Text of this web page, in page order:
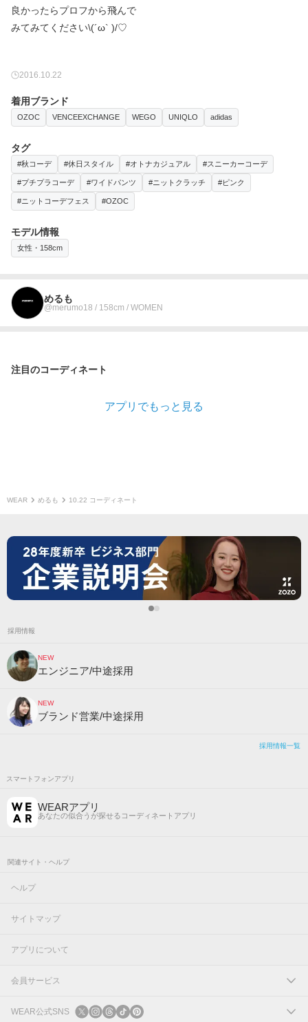
良かったらプロフから飛んで
みてみてください\(´ω` )/♡︎
2016.10.22
着用ブランド
OZOC VENCEEXCHANGE WEGO UNIQLO adidas
タグ
#秋コーデ #休日スタイル #オトナカジュアル #スニーカーコーデ
#プチプラコーデ #ワイドパンツ #ニットクラッチ #ピンク
#ニットコーデフェス #OZOC
モデル情報
女性・158cm
めるも
@merumo18 / 158cm / WOMEN
注目のコーディネート
アプリでもっと見る
WEAR めるも 10.22 コーディネート
採用情報
NEW
エンジニア/中途採用
NEW
ブランド営業/中途採用
採用情報一覧
スマートフォンアプリ
WEARアプリ
あなたの似合うが探せるコーディネートアプリ
関連サイト・ヘルプ
ヘルプ
サイトマップ
アプリについて
会員サービス
ログイン
WEAR公式SNS